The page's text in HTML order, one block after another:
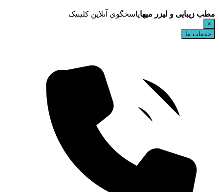
مطب زیبایی و لیزر میهاپاسخگوی آنلاین کلینیک
×
خدمات ما